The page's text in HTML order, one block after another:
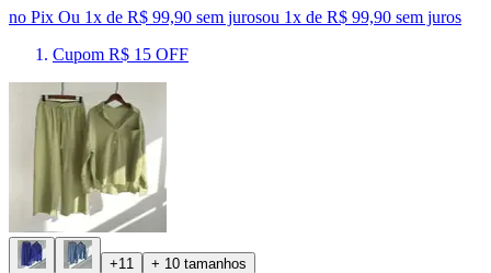
no Pix Ou 1x de R$ 99,90 sem jurosou 1x de R$ 99,90 sem juros
Cupom R$ 15 OFF
+11 + 10 tamanhos